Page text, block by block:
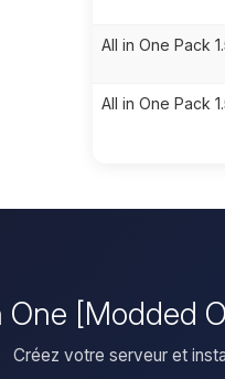
All in One Pack
All in One Pack
One [Modded
Créez votre serveur et